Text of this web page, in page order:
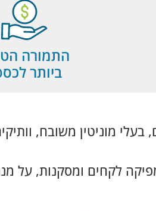
התמורה
ביותר
מוניטין משובח,
לקחים ומסקנות, על